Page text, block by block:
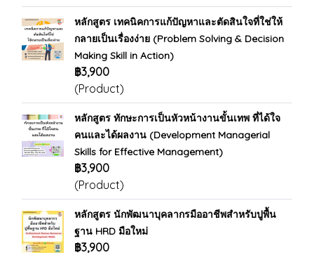
หลักสูตร เทคนิคการแก้ปัญหาและตัดสินใจที่ใช่ให้
กลายเป็นเรื่องง่าย (Problem Solving & Decision
Making Skill in Action)
฿3,900
(Product)
หลักสูตร ทักษะการเป็นหัวหน้างานขั้นเทพ ที่ได้ใจ
คนและได้ผลงาน (Development Managerial
Skills for Effective Management)
฿3,900
(Product)
หลักสูตร นักพัฒนาบุคลากรมืออาชีพสำหรับปูพื้น
ฐาน HRD มือใหม่
฿3,900